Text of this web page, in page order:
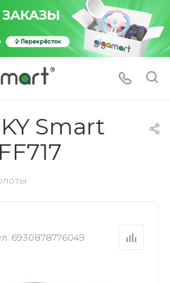
Smart
6930878776049